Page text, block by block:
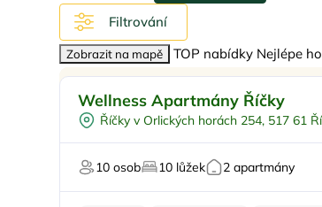
Filtrování
Zobrazit na mapě TOP nabídky Nejlépe
Vnitřní bazén
Dětské hřiště
U sjezdovky
Wellness Apartmány Říčky
Říčky v Orlických horách 254, 517 61
10 osob
10 lůžek 2 apartmány